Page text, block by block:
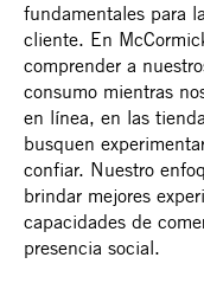
fundamentales para
cliente. En
comprender a
consumo mientras
en línea, en las
busquen
confiar. Nuestro
brindar mejores
capacidades de
presencia social.